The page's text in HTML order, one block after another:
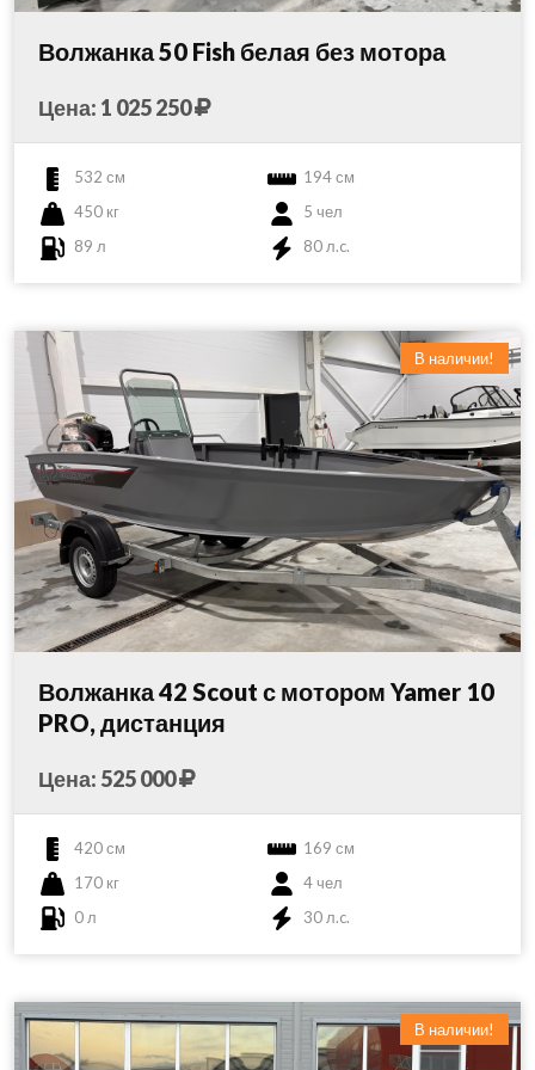
Волжанка 50 Fish белая без мотора
Цена: 1 025 250
532 см
194 см
450 кг
5 чел
89 л
80 л.c.
В наличии!
Волжанка 42 Scout с мотором Yamer 10
PRO, дистанция
Цена: 525 000
420 см
169 см
170 кг
4 чел
0 л
30 л.c.
В наличии!